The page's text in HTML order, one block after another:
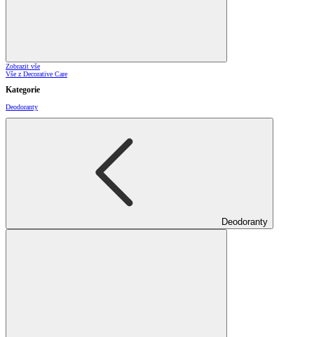
Zobrazit vše
Vše z Decorative Care
Kategorie
Deodoranty
Deodoranty